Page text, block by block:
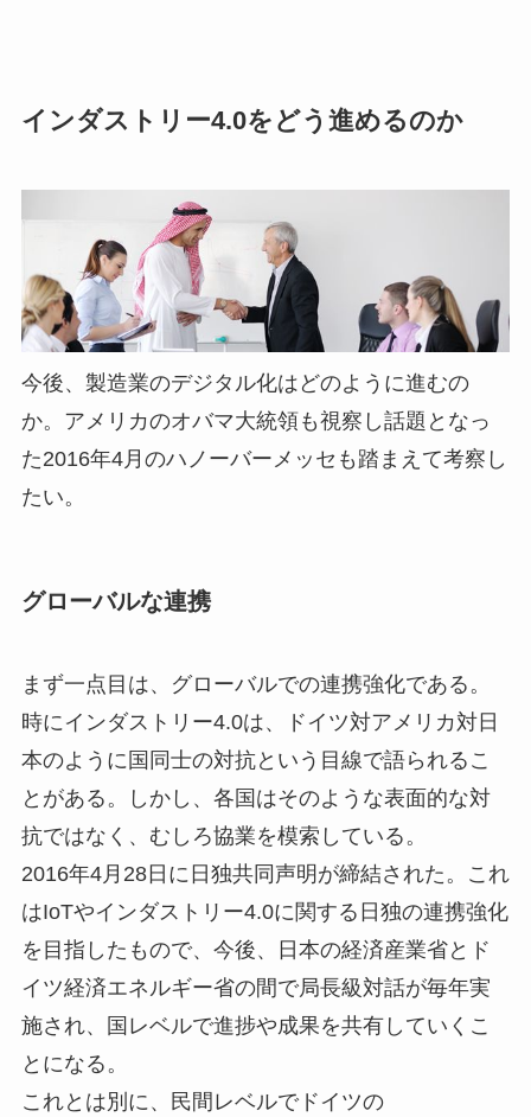
インダストリー4.0をどう進めるのか
今後、製造業のデジタル化はどのように進むの
か。アメリカのオバマ大統領も視察し話題となっ
た2016年4月のハノーバーメッセも踏まえて考察し
たい。
グローバルな連携
まず一点目は、グローバルでの連携強化である。
時にインダストリー4.0は、ドイツ対アメリカ対日
本のように国同士の対抗という目線で語られるこ
とがある。しかし、各国はそのような表面的な対
抗ではなく、むしろ協業を模索している。
2016年4月28日に日独共同声明が締結された。これ
はIoTやインダストリー4.0に関する日独の連携強化
を目指したもので、今後、日本の経済産業省とド
イツ経済エネルギー省の間で局長級対話が毎年実
施され、国レベルで進捗や成果を共有していくこ
とになる。
これとは別に、民間レベルでドイツの